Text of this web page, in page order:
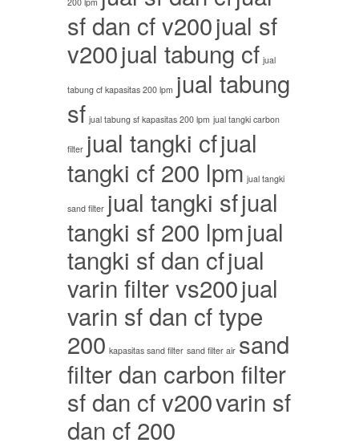
sf dan cf v200jual sf
v200jual tabung cf jual
tabung cf kapasitas 200 lpm jual tabung
sf jual tabung sf kapasitas 200 lpm jual tangki carbon
filter jual tangki cfjual
tangki cf 200 lpm jual tangki
sand filter jual tangki sfjual
tangki sf 200 lpmjual
tangki sf dan cfjual
varin filter vs200jual
varin sf dan cf type
200 kapasitas sand filter sand filter air sand
filter dan carbon filter
sf dan cf v200varin sf
dan cf 200